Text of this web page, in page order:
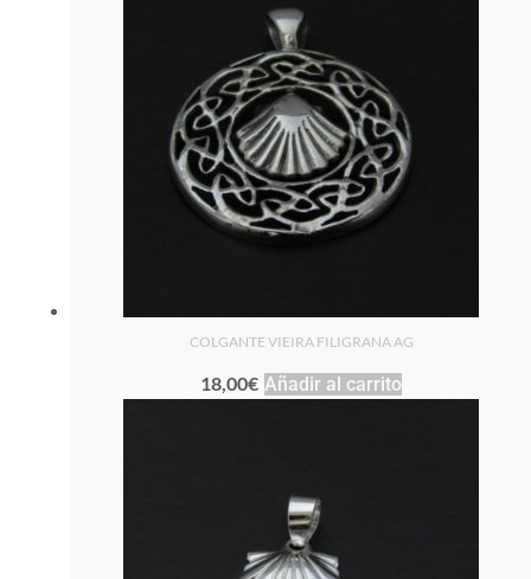
COLGANTE VIEIRA FILIGRANA AG
18,00€ Añadir al carrito